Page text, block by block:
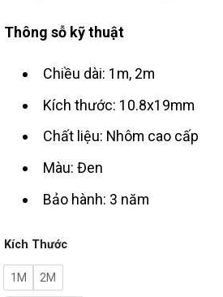
Thông sỗ kỹ thuật
Chiều dài: 1m, 2m
Kích thước: 10.8x19mm
Chất liệu: Nhôm cao cấp
Màu: Đen
Bảo hành: 3 năm
Kích Thước
1M 2M